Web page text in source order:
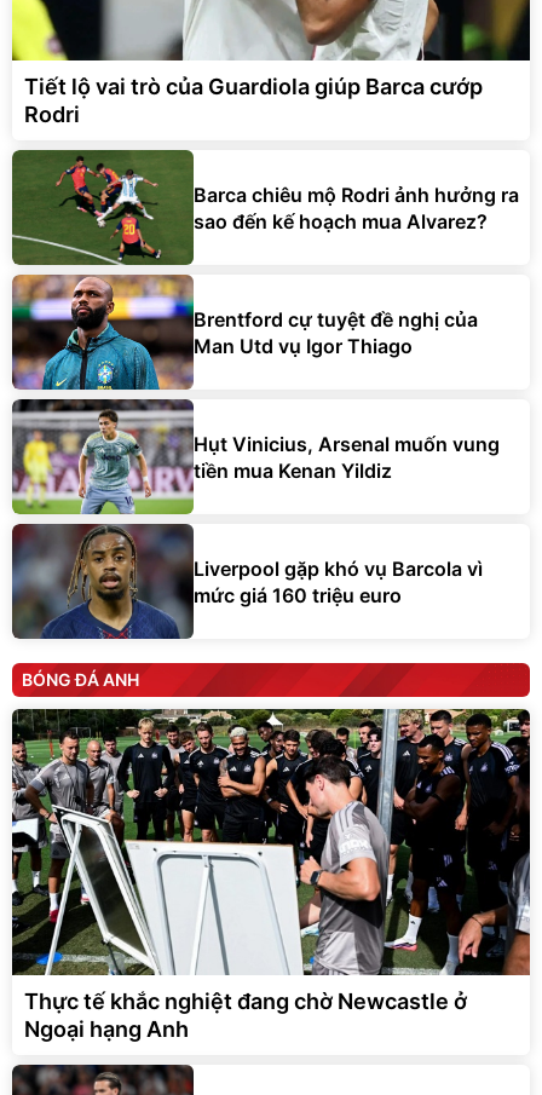
Tiết lộ vai trò của Guardiola giúp Barca cướp
Rodri
Barca chiêu mộ Rodri ảnh hưởng ra
sao đến kế hoạch mua Alvarez?
Brentford cự tuyệt đề nghị của
Man Utd vụ Igor Thiago
Hụt Vinicius, Arsenal muốn vung
tiền mua Kenan Yildiz
Liverpool gặp khó vụ Barcola vì
mức giá 160 triệu euro
BÓNG ĐÁ ANH
Thực tế khắc nghiệt đang chờ Newcastle ở
Ngoại hạng Anh